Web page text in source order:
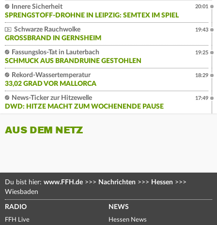
Innere Sicherheit
SPRENGSTOFF-DROHNE IN LEIPZIG: SEMTEX IM SPIEL
20:01
Schwarze Rauchwolke
GROSSBRAND IN GERNSHEIM
19:43
Fassungslos-Tat in Lauterbach
SCHMUCK AUS BRANDRUINE GESTOHLEN
19:25
Rekord-Wassertemperatur
33,02 GRAD VOR MALLORCA
18:29
News-Ticker zur Hitzewelle
DWD: HITZE MACHT ZUM WOCHENENDE PAUSE
17:49
AUS DEM NETZ
Du bist hier: www.FFH.de >>> Nachrichten >>> Hessen >>>
Wiesbaden
RADIO
FFH Live
NEWS
Hessen News